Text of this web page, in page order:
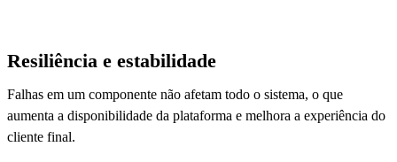
Resiliência e estabilidade
Falhas em um componente não afetam todo o sistema, o que
aumenta a disponibilidade da plataforma e melhora a experiência do
cliente final.